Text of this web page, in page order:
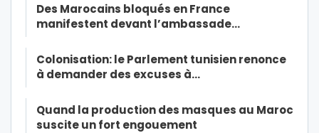
Des Marocains bloqués en France
manifestent devant l’ambassade…
Colonisation: le Parlement tunisien renonce
à demander des excuses à…
Quand la production des masques au Maroc
suscite un fort engouement